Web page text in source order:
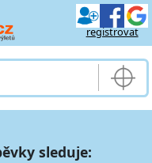
registrovat
sleduje: